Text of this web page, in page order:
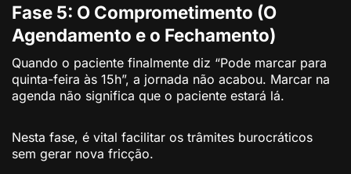
Fase 5: O Comprometimento (O
Agendamento e o Fechamento)
Quando o paciente finalmente diz “Pode marcar para
quinta-feira às 15h”, a jornada não acabou. Marcar na
agenda não significa que o paciente estará lá.
Nesta fase, é vital facilitar os trâmites burocráticos
sem gerar nova fricção.